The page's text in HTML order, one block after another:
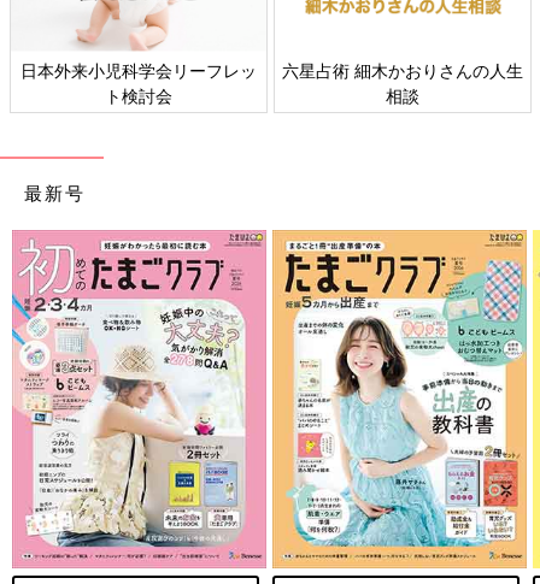
日本外来小児科学会リーフレッ
ト検討会
六星占術 細木かおりさんの人生
相談
最新号